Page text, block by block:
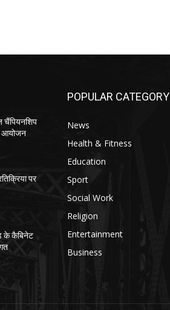
चैंपियनशिप
आयोजन
पर
के कैबिनेट
POPULAR CATEGORY
News
Health & Fitness
Education
Sport
Social Work
Religion
Entertainment
Business